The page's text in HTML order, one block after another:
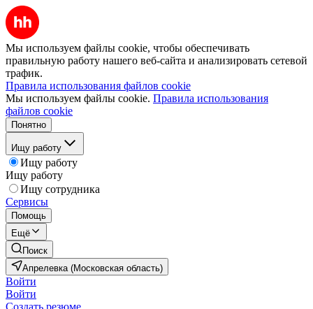
Мы используем файлы cookie, чтобы обеспечивать
правильную работу нашего веб-сайта и анализировать сетевой
трафик.
Правила использования файлов cookie
Мы используем файлы cookie. Правила использования
файлов cookie
Понятно
Ищу работу
Ищу работу
Ищу работу
Ищу сотрудника
Сервисы
Помощь
Ещё
Поиск
Апрелевка (Московская область)
Войти
Войти
Создать резюме